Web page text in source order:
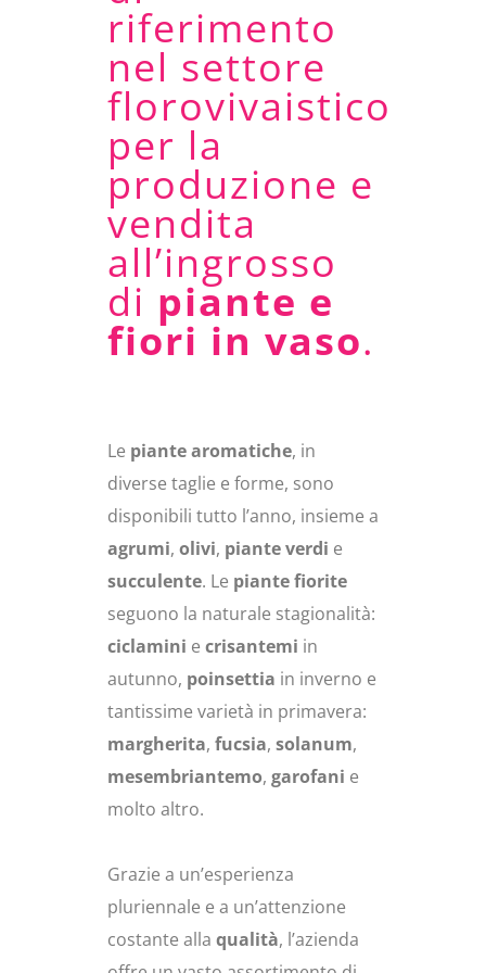
riferimento
nel settore
florovivaistico
per la
produzione e
vendita
all’ingrosso
di piante e
fiori in vaso.
Le piante aromatiche, in
diverse taglie e forme, sono
disponibili tutto l’anno, insieme a
agrumi, olivi, piante verdi e
succulente. Le piante fiorite
seguono la naturale stagionalità:
ciclamini e crisantemi in
autunno, poinsettia in inverno e
tantissime varietà in primavera:
margherita, fucsia, solanum,
mesembriantemo, garofani e
molto altro.
Grazie a un’esperienza
pluriennale e a un’attenzione
costante alla qualità, l’azienda